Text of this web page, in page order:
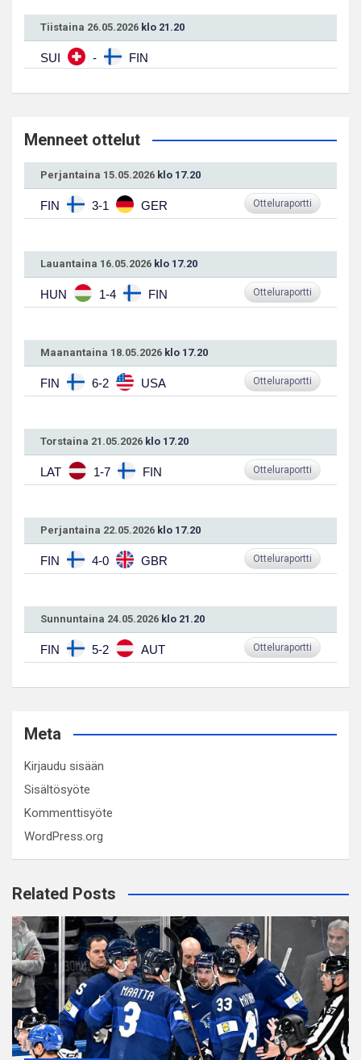
Tiistaina 26.05.2026 klo 21.20
SUI - FIN
Menneet ottelut
Perjantaina 15.05.2026 klo 17.20
FIN 3-1 GER Otteluraportti
Lauantaina 16.05.2026 klo 17.20
HUN 1-4 FIN Otteluraportti
Maanantaina 18.05.2026 klo 17.20
FIN 6-2 USA Otteluraportti
Torstaina 21.05.2026 klo 17.20
LAT 1-7 FIN Otteluraportti
Perjantaina 22.05.2026 klo 17.20
FIN 4-0 GBR Otteluraportti
Sunnuntaina 24.05.2026 klo 21.20
FIN 5-2 AUT Otteluraportti
Meta
Kirjaudu sisään
Sisältösyöte
Kommenttisyöte
WordPress.org
Related Posts